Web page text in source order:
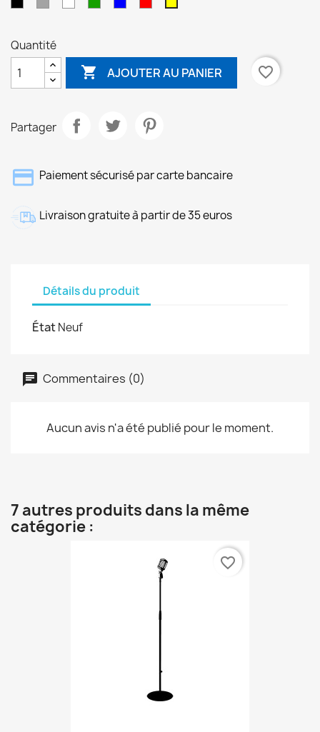
Quantité
 AJOUTER AU PANIER favorite_border
Partager
Paiement sécurisé par carte bancaire
Livraison gratuite à partir de 35 euros
Détails du produit
ÉtatNeuf
Commentaires (0)
Aucun avis n'a été publié pour le moment.
7 autres produits dans la même
catégorie :
favorite_border